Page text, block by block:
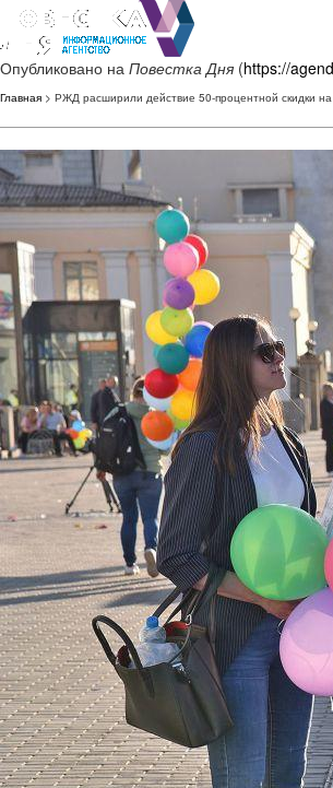
Опубликовано на Повестка Дня (https://
Главная > РЖД расширили действие 50-процентной скидки